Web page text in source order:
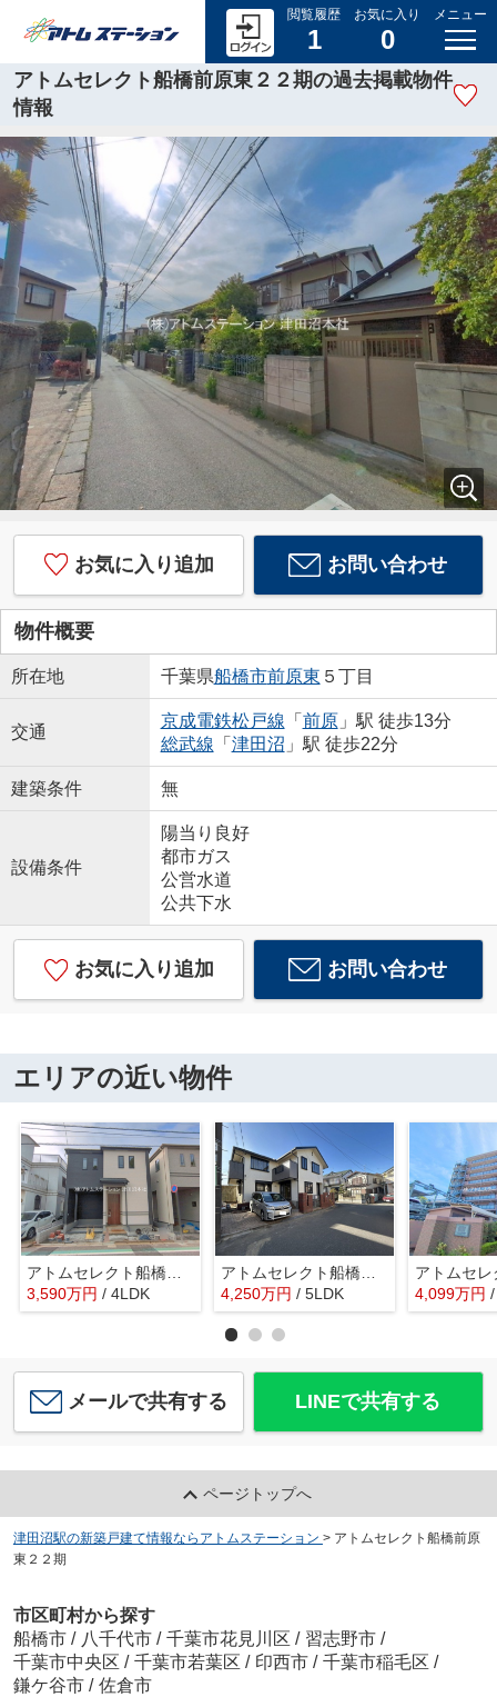
閲覧履歴
1
お気に入り
0
メニュー
アトムセレクト船橋前原東２２期の過去掲載物件
情報
お気に入り追加 お問い合わせ
物件概要
所在地 千葉県船橋市前原東 ５丁目
交通
京成電鉄松戸線 「 前原」駅 徒歩13分
総武線 「 津田沼 」駅 徒歩22分
建築条件 無
設備条件
陽当り良好
都市ガス
公営水道
公共下水
お気に入り追加 お問い合わせ
エリアの近い物件
アトムセレクト船橋市習志野台8丁目1905番C号棟
3,590万円 / 4LDK
アトムセレクト船橋市新高根３丁目中古戸建て
4,250万円 / 5LDK 4,099万円
メールで共有する LINEで共有する
ページトップへ
津田沼駅の新築戸建て情報ならアトムステーション > アトムセレクト船橋前原
東２２期
市区町村から探す
船橋市 / 八千代市 / 千葉市花見川区 / 習志野市 /
千葉市中央区 / 千葉市若葉区 / 印西市 / 千葉市稲毛区 /
鎌ケ谷市 / 佐倉市